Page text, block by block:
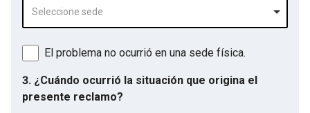
Seleccione sede
El problema no ocurrió en una sede física.
3. ¿Cuándo ocurrió la situación que origina el
presente reclamo?